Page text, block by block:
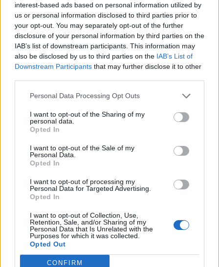
interest-based ads based on personal information utilized by
us or personal information disclosed to third parties prior to
your opt-out. You may separately opt-out of the further
disclosure of your personal information by third parties on the
IAB’s list of downstream participants. This information may
also be disclosed by us to third parties on the IAB’s List of
Downstream Participants that may further disclose it to other
Personal Data Processing Opt Outs
I want to opt-out of the Sharing of my
personal data.
Opted In
I want to opt-out of the Sale of my
Personal Data.
Opted In
I want to opt-out of processing my
Personal Data for Targeted Advertising.
Opted In
I want to opt-out of Collection, Use,
Retention, Sale, and/or Sharing of my
Personal Data that Is Unrelated with the
Purposes for which it was collected.
Opted Out
CONFIRM
y metodologías para mejorar la comunicación pública,
entre ellas la denominada “carga frontal” de la
información, la reducción de la longitud de las frases, la
priorización de los contenidos más demandados y el
diseño de mensajes adaptados a cada fase del
recorrido del usuario. Estas estrategias permiten
construir experiencias más intuitivas y fortalecer la
relación entre las organizaciones y las personas a las
que prestan servicio.
La jornada concluyó con una reflexión compartida, con
ponente, acompaña por el director general de Guaguas
Municipales, Miguel Ángel Rodríguez, y el presidente de
Idda Business School, Juan José Gavilán, sobre las
excelente experiencia al cliente en la prestación de
servicios públicos.
En línea con este planteamiento, Guaguas Municipales
reafirmó su compromiso de seguir avanzando hacia una
movilidad cada vez más humana, accesible y cercana,
una comunicación clara que contribuya a generar
confianza, autonomía y una mejor experiencia para
toda la ciudadanía.